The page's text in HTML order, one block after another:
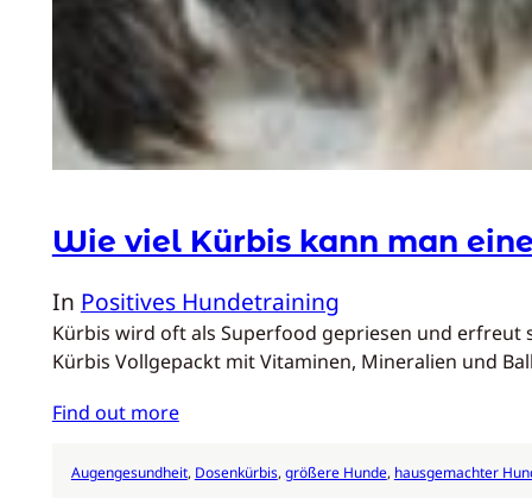
Wie viel Kürbis kann man
In Positives Hundetraining
Kürbis wird oft als Superfood gepriesen und erfreut
Kürbis Vollgepackt mit Vitaminen, Mineralien und
Find out more
Augengesundheit, Dosenkürbis, größere Hunde, hausgemachter